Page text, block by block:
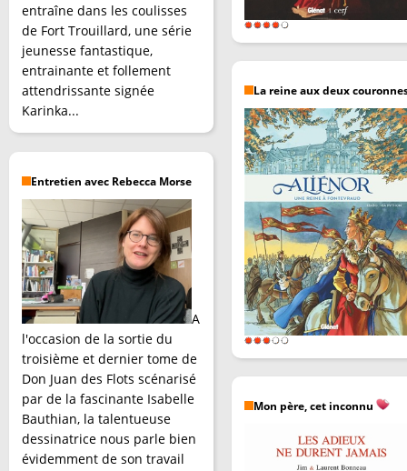
entraîne dans les coulisses
de Fort Trouillard, une série
jeunesse fantastique,
entrainante et follement
attendrissante signée
Karinka...
Entretien avec Rebecca Morse
A
l'occasion de la sortie du
troisième et dernier tome de
Don Juan des Flots scénarisé
par de la fascinante Isabelle
Bauthian, la talentueuse
dessinatrice nous parle bien
évidemment de son travail
La reine aux deux
Mon père, cet inconnu